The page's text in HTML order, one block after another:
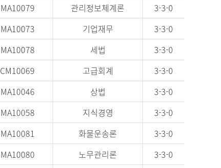
MA10079 관리정보체계론 3-3-0
MA10073 기업재무
3-3-0
MA10078 세법
3-3-0
CM10069 고급회계
3-3-0
MA10046 상법
3-3-0
MA10058 지식경영
3-3-0
MA10081 화물운송론
3-3-0
MA10080 노무관리론
3-3-0